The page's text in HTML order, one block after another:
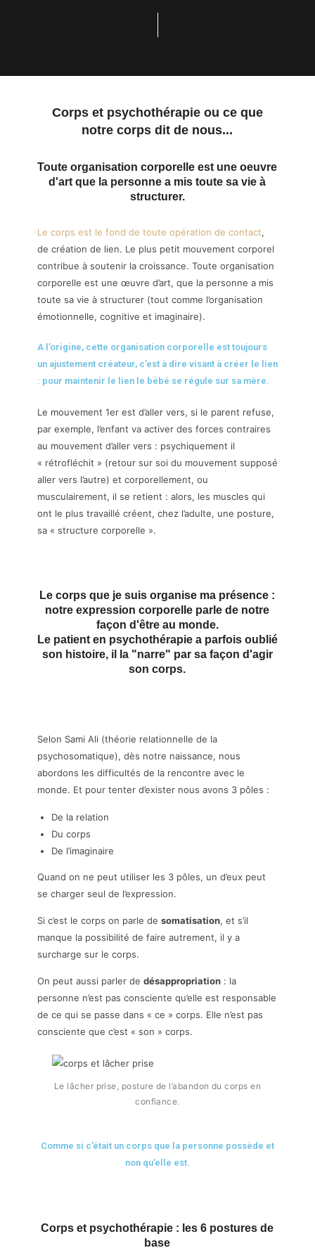
Corps et psychothérapie ou ce que
notre corps dit de nous...
Toute organisation corporelle est une oeuvre
d'art que la personne a mis toute sa vie à
structurer.
Le corps est le fond de toute opération de contact,
de création de lien. Le plus petit mouvement corporel
contribue à soutenir la croissance. Toute organisation
corporelle est une œuvre d’art, que la personne a mis
toute sa vie à structurer (tout comme l’organisation
émotionnelle, cognitive et imaginaire).
A l’origine, cette organisation corporelle est toujours
un ajustement créateur, c’est à dire visant à créer le lien
: pour maintenir le lien le bébé se régule sur sa mère.
Le mouvement 1er est d’aller vers, si le parent refuse,
par exemple, l’enfant va activer des forces contraires
au mouvement d’aller vers : psychiquement il
« rétrofléchit » (retour sur soi du mouvement supposé
aller vers l’autre) et corporellement, ou
musculairement, il se retient : alors, les muscles qui
ont le plus travaillé créent, chez l’adulte, une posture,
sa « structure corporelle ».
Le corps que je suis organise ma présence :
notre expression corporelle parle de notre
façon d'être au monde.
Le patient en psychothérapie a parfois oublié
son histoire, il la "narre" par sa façon d'agir
son corps.
Selon Sami Ali (théorie relationnelle de la
psychosomatique), dès notre naissance, nous
abordons les difficultés de la rencontre avec le
monde. Et pour tenter d’exister nous avons 3 pôles :
De la relation
Du corps
De l’imaginaire
Quand on ne peut utiliser les 3 pôles, un d’eux peut
se charger seul de l’expression.
Si c’est le corps on parle de somatisation, et s’il
manque la possibilité de faire autrement, il y a
surcharge sur le corps.
On peut aussi parler de désappropriation: la
personne n’est pas consciente qu’elle est responsable
de ce qui se passe dans « ce » corps. Elle n’est pas
consciente que c’est « son » corps.
Le lâcher prise, posture de l’abandon du corps en
confiance.
Comme si c’était un corps que la personne possède et
non qu’elle est.
Corps et psychothérapie : les 6 postures de
base